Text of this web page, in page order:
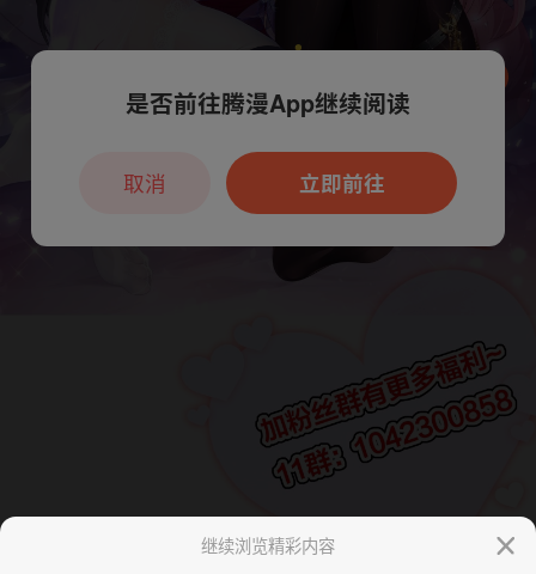
继续浏览精彩内容
本章节仅支持App阅读，可打开App新用
户7天免费看
是否前往腾漫App继续阅读
立即前往
取消